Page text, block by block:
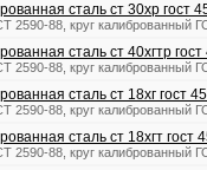
сталь ст 30хр гост
2590-88, круг калиброванный
сталь ст 40хгтр
2590-88, круг калиброванный
сталь ст 18хг гост
2590-88, круг калиброванный
сталь ст 18хгт гост
2590-88, круг калиброванный